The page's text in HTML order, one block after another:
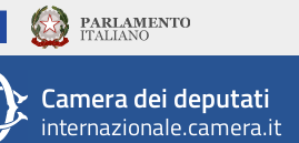
dei Deputati -
Camera dei deputati
internazionale.camera.it
di servizio